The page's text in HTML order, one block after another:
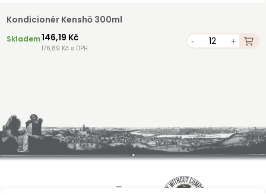
Kondicionér Kenshō 300ml
Skladem146,19 Kč
176,89 Kč s DPH
- +